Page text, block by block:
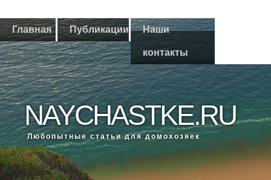
Главная Публикации Наши
контакты
NAYCHASTKE.RU
Любοпытные статьи для домοхозяек